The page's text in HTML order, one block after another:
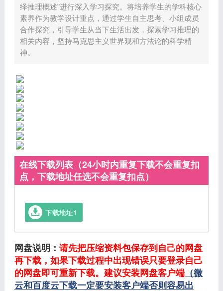
绎推理概述”进行深入学习探究。将培养学生的学科核心
素养作为教学设计重点，通过学生自主思考、小组成员
合作探究，引导学生从当下生活出发，探索学习推理的
相关内容，坚持马克思主义世界观和方法论的科学精
神。
在线下载列表（24小时内重复下载不会重复扣
点，下载地址任选不会重复扣点）
下载地址1
网盘说明： 请先把压缩资料包保存到自己的网盘
再下载，如果下载过程中出现错误只要登录自己
的网盘即可重新下载。建议安装网盘客户端（微
云和百度云下载一定要安装客户端否则容易出